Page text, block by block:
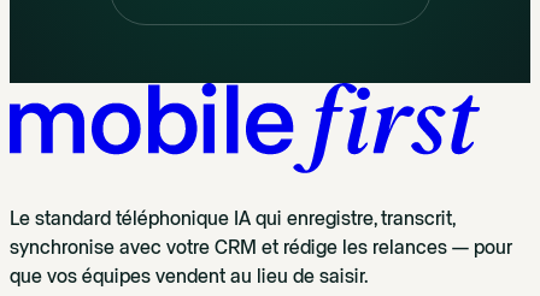
Le standard téléphonique IA qui enregistre, transcrit,
synchronise avec votre CRM et rédige les relances — pour
que vos équipes vendent au lieu de saisir.